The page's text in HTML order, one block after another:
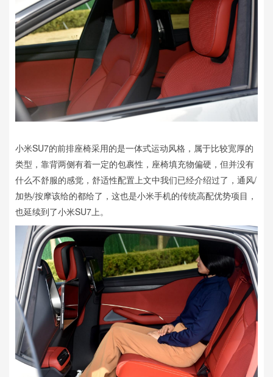
小米SU7的前排座椅采用的是一体式运动风格，属于比较宽厚的
类型，靠背两侧有着一定的包裹性，座椅填充物偏硬，但并没有
什么不舒服的感觉，舒适性配置上文中我们已经介绍过了，通风/
加热/按摩该给的都给了，这也是小米手机的传统高配优势项目，
也延续到了小米SU7上。